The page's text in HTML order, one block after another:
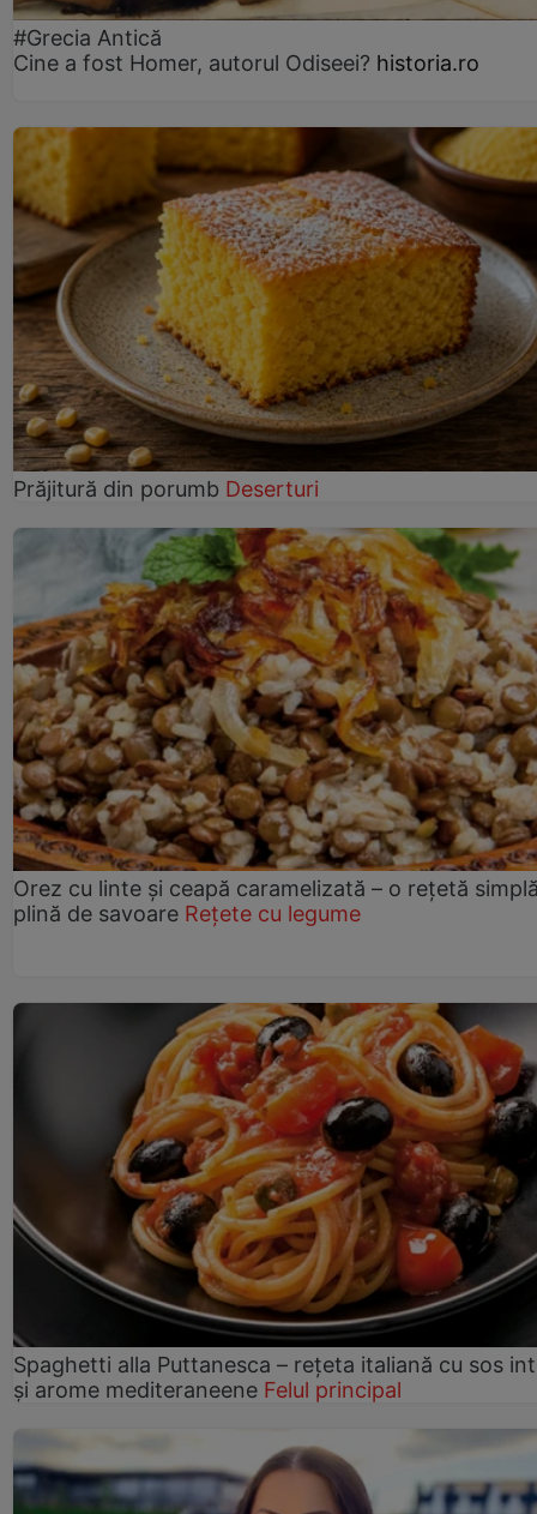
#Grecia Antică
Cine a fost Homer, autorul Odiseei? historia.ro
Prăjitură din porumb Deserturi
Orez cu linte și ceapă caramelizată – o rețetă
plină de savoare Rețete cu legume
Spaghetti alla Puttanesca – rețeta italiană cu sos
și arome mediteraneene Felul principal